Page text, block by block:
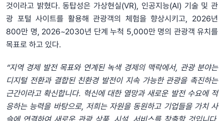
것이라고 밝혔다. 동탑성은 가상현실(VR), 인공지능(AI) 기술 및 관
광 포털 사이트를 활용해 관광객의 체험을 향상시키고, 2026년
800만 명, 2026~2030년 단계 누척 5,000만 명의 관광객 유치를
목표로 하고 있다.
“지역 경제 발전 목표와 연계된 녹색 경제의 맥락에서, 관광 분야는
디지털 전환과 결합된 친환경 발전이 지속 가능한 관광을 촉진하는
근간이라고 확신합니다. 혁신에 대한 열망과 새로운 발전 수요에 적
응하는 능력을 바탕으로, 저희는 자원을 동원하고 기업들을 가치 사